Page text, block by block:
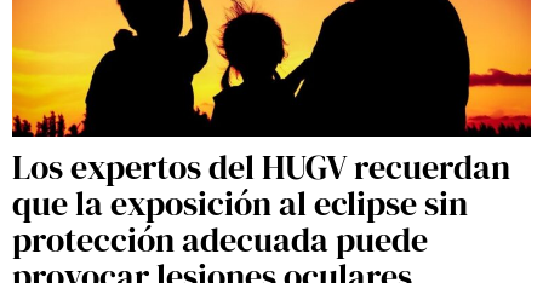
Los expertos del HUGV recuerdan
que la exposición al eclipse sin
protección adecuada puede